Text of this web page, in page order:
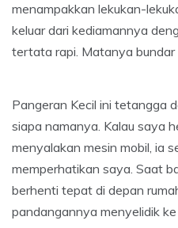
menampakkan lekukan-
keluar dari kediamannya
tertata rapi. Matanya bundar
Pangeran Kecil ini tetangga
siapa namanya. Kalau saya
menyalakan mesin mobil, ia
memperhatikan saya. Saat
berhenti tepat di depan
pandangannya menyelidik